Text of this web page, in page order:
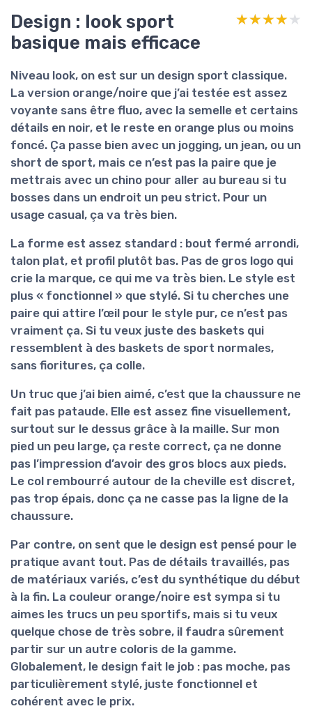
Design : look sport
basique mais efficace
★★★★★
★★★★★
Niveau look, on est sur un design sport classique.
La version orange/noire que j’ai testée est assez
voyante sans être fluo, avec la semelle et certains
détails en noir, et le reste en orange plus ou moins
foncé. Ça passe bien avec un jogging, un jean, ou un
short de sport, mais ce n’est pas la paire que je
mettrais avec un chino pour aller au bureau si tu
bosses dans un endroit un peu strict. Pour un
usage casual, ça va très bien.
La forme est assez standard : bout fermé arrondi,
talon plat, et profil plutôt bas. Pas de gros logo qui
crie la marque, ce qui me va très bien. Le style est
plus « fonctionnel » que stylé. Si tu cherches une
paire qui attire l’œil pour le style pur, ce n’est pas
vraiment ça. Si tu veux juste des baskets qui
ressemblent à des baskets de sport normales,
sans fioritures, ça colle.
Un truc que j’ai bien aimé, c’est que la chaussure ne
fait pas pataude. Elle est assez fine visuellement,
surtout sur le dessus grâce à la maille. Sur mon
pied un peu large, ça reste correct, ça ne donne
pas l’impression d’avoir des gros blocs aux pieds.
Le col rembourré autour de la cheville est discret,
pas trop épais, donc ça ne casse pas la ligne de la
chaussure.
Par contre, on sent que le design est pensé pour le
pratique avant tout. Pas de détails travaillés, pas
de matériaux variés, c’est du synthétique du début
à la fin. La couleur orange/noire est sympa si tu
aimes les trucs un peu sportifs, mais si tu veux
quelque chose de très sobre, il faudra sûrement
partir sur un autre coloris de la gamme.
Globalement, le design fait le job : pas moche, pas
particulièrement stylé, juste fonctionnel et
cohérent avec le prix.